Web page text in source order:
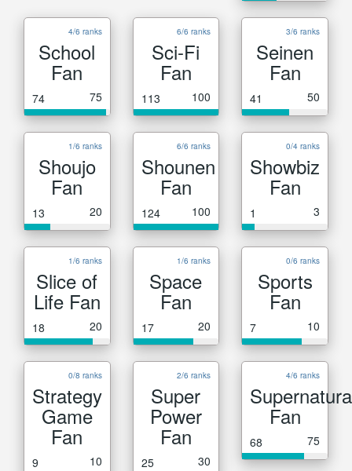
4/6 ranks
School
Fan
74 75
6/6 ranks
Sci-Fi
Fan
113 100
3/6 ranks
Seinen
Fan
41 50
1/6 ranks
Shoujo
Fan
13 20
6/6 ranks
Shounen
Fan
124 100
0/4 ranks
Showbiz
Fan
1 3
1/6 ranks
Slice of
Life Fan
18 20
1/6 ranks
Space
Fan
17 20
0/6 ranks
Sports
Fan
7 10
0/8 ranks
Strategy
Game
Fan
9 10
2/6 ranks
Super
Power
Fan
25 30
4/6 ranks
Fan
68 75